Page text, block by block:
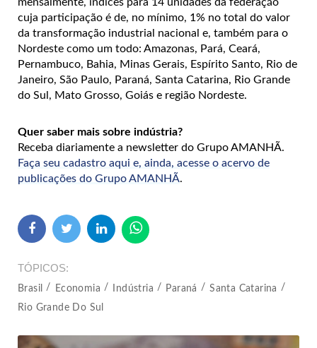
cuja participação é de, no mínimo, 1% no total do valor
da transformação industrial nacional e, também para o
Nordeste como um todo: Amazonas, Pará, Ceará,
Pernambuco, Bahia, Minas Gerais, Espírito Santo, Rio de
Janeiro, São Paulo, Paraná, Santa Catarina, Rio Grande
do Sul, Mato Grosso, Goiás e região Nordeste.
Quer saber mais sobre indústria?
Receba diariamente a newsletter do Grupo AMANHÃ.
Faça seu cadastro aqui e, ainda, acesse o acervo de
publicações do Grupo AMANHÃ.
TÓPICOS
Brasil Economia Indústria Paraná
Santa Catarina
Rio Grande Do Sul